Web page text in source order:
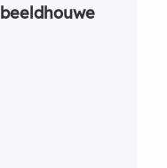
beeldhouwe